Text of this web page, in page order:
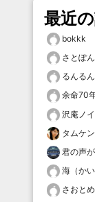
最近
bokkk
さとぽん
るんるん
余命70
沢庵ノ
タムケ
君の声
海（かい
さおと